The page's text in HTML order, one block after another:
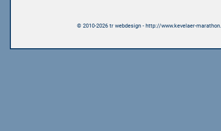
© 2010-2026 tr webdesign - http://www.kevelaer-